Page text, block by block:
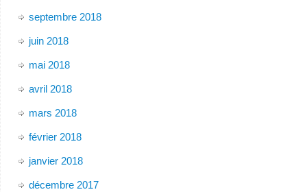
septembre 2018
juin 2018
mai 2018
avril 2018
mars 2018
février 2018
janvier 2018
décembre 2017